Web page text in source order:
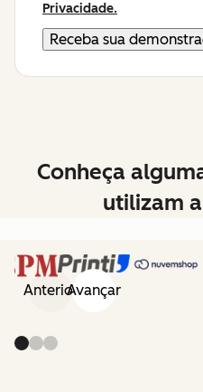
Privacidade.
Conheça
utilizam
AnteriorAvançar